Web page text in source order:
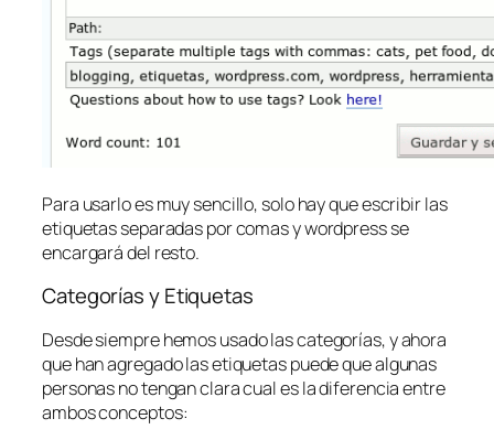
Para usarlo es muy sencillo, solo hay que escribir las
etiquetas separadas por comas y wordpress se
encargará del resto.
Categorías y Etiquetas
Desde siempre hemos usado las categorías, y ahora
que han agregado las etiquetas puede que algunas
personas no tengan clara cual es la diferencia entre
ambos conceptos: